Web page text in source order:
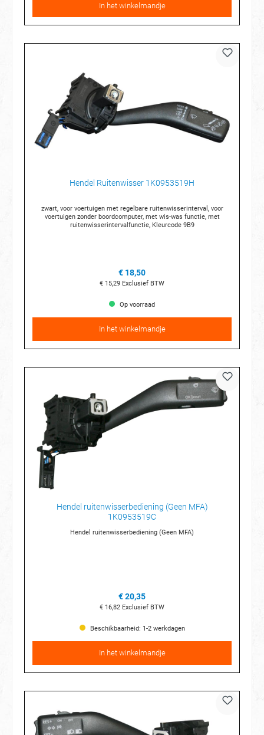
In het winkelmandje
Hendel Ruitenwisser 1K0953519H
zwart, voor voertuigen met regelbare ruitenwisserinterval, voor
voertuigen zonder boordcomputer, met wis-was functie, met
ruitenwisserintervalfunctie, Kleurcode 9B9
€ 18,50
€ 15,29 Exclusief BTW
Op voorraad
In het winkelmandje
Hendel ruitenwisserbediening (Geen MFA)
1K0953519C
Hendel ruitenwisserbediening (Geen MFA)
€ 20,35
€ 16,82 Exclusief BTW
Beschikbaarheid: 1-2 werkdagen
In het winkelmandje